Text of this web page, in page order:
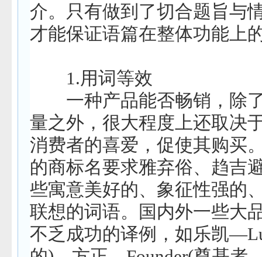
介。只有做到了切合题旨与
才能保证语篇在整体功能上
1.用词等效
一种产品能否畅销，除
量之外，很大程度上还取决
消费者的喜爱，促使其购买
的商标名要求雅弃俗、趋吉
些寓意美好的、象征性强的
联想的词语。国内外一些大
不乏成功的译例，如乐凯